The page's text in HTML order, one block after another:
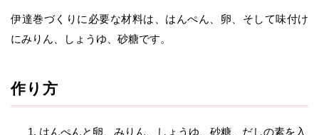
伊達巻づくりに必要な材料は、はんぺん、卵、そして味付け
にみりん、しょうゆ、砂糖です。
作り方
はんぺんと卵、みりん、しょうゆ、砂糖、だしの素を入